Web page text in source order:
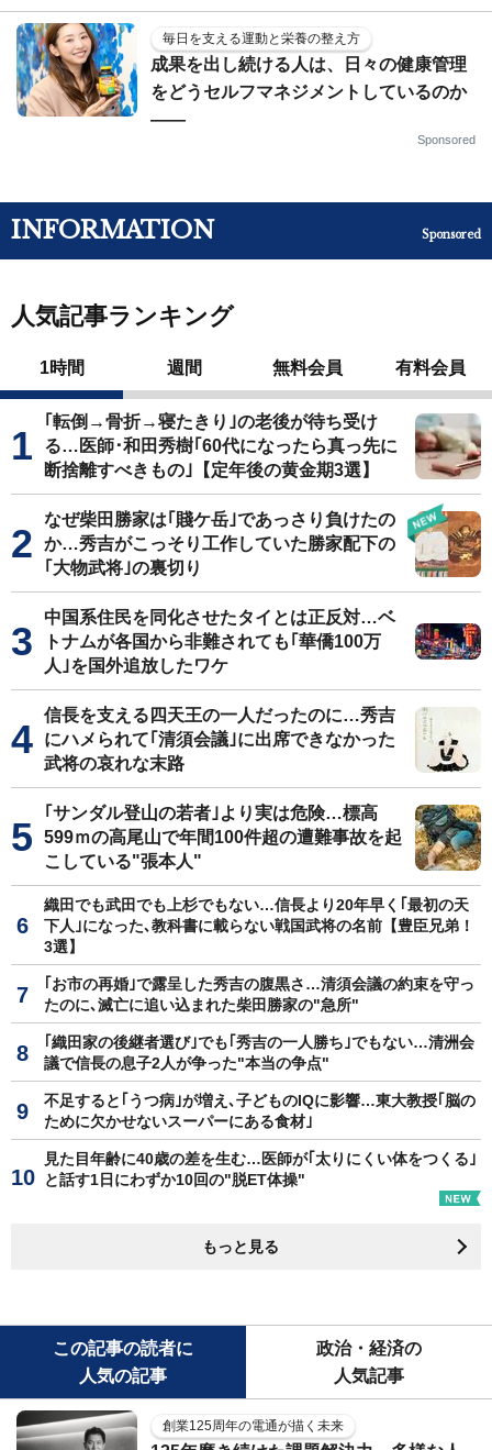
毎日を支える運動と栄養の整え方
成果を出し続ける人は、日々の健康管理
をどうセルフマネジメントしているのか
——
Sponsored
INFORMATION Sponsored
人気記事ランキング
1時間 週間 無料会員 有料会員
｢転倒→骨折→寝たきり｣の老後が待ち受け
る…医師･和田秀樹｢60代になったら真っ先に
断捨離すべきもの｣【定年後の黄金期3選】
なぜ柴田勝家は｢賤ケ岳｣であっさり負けたの
か…秀吉がこっそり工作していた勝家配下の
｢大物武将｣の裏切り
中国系住民を同化させたタイとは正反対…ベ
トナムが各国から非難されても｢華僑100万
人｣を国外追放したワケ
信長を支える四天王の一人だったのに…秀吉
にハメられて｢清須会議｣に出席できなかった
武将の哀れな末路
｢サンダル登山の若者｣より実は危険…標高
599ｍの高尾山で年間100件超の遭難事故を起
こしている"張本人"
織田でも武田でも上杉でもない…信長より20年早く｢最初の天
下人｣になった､教科書に載らない戦国武将の名前【豊臣兄弟！
3選】
｢お市の再婚｣で露呈した秀吉の腹黒さ…清須会議の約束を守っ
たのに､滅亡に追い込まれた柴田勝家の"急所"
｢織田家の後継者選び｣でも｢秀吉の一人勝ち｣でもない…清洲会
議で信長の息子2人が争った"本当の争点"
不足すると｢うつ病｣が増え､子どものIQに影響…東大教授｢脳の
ために欠かせないスーパーにある食材｣
見た目年齢に40歳の差を生む…医師が｢太りにくい体をつくる｣
と話す1日にわずか10回の"脱ET体操"
もっと見る
この記事の読者に
人気の記事
政治・経済の
人気記事
創業125周年の電通が描く未来